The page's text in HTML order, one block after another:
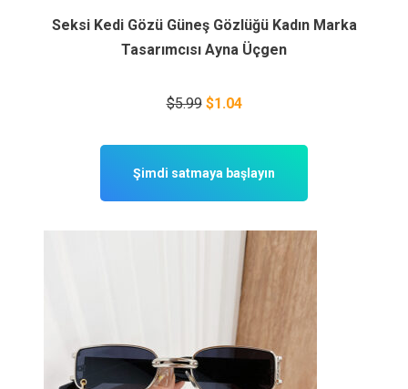
Seksi Kedi Gözü Güneş Gözlüğü Kadın Marka
Tasarımcısı Ayna Üçgen
$5.99 $1.04
Şimdi satmaya başlayın